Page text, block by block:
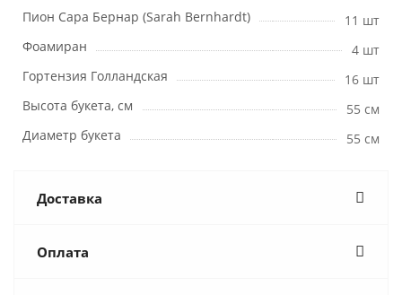
Пион Сара Бернар (Sarah Bernhardt)
11 шт
Фоамиран
4 шт
Гортензия Голландская
16 шт
Высота букета, см
55 см
Диаметр букета
55 см
Доставка
Оплата